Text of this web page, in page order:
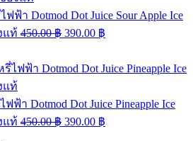
ฟ้า Dotmod Dot Juice Sour Apple Ice
แท้ 450.00฿ 390.00 ฿
า Dotmod Dot Juice Pineapple Ice
แท้ 450.00฿ 390.00 ฿